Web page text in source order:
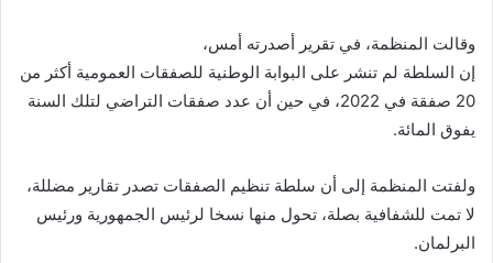
وقالت المنظمة، في تقرير أصدرته أمس،
إن السلطة لم تنشر على البوابة الوطنية للصفقات العمومية أكثر من
20 صفقة في 2022، في حين أن عدد صفقات التراضي لتلك السنة
يفوق المائة.
ولفتت المنظمة إلى أن سلطة تنظيم الصفقات تصدر تقارير مضللة،
لا تمت للشفافية بصلة، تحول منها نسخا لرئيس الجمهورية ورئيس
البرلمان.